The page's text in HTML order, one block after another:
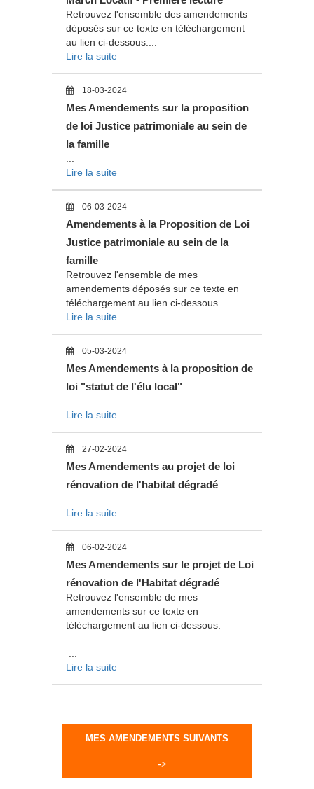
Retrouvez l'ensemble des amendements
déposés sur ce texte en téléchargement
au lien ci-dessous....
Lire la suite
18-03-2024
Mes Amendements sur la proposition
de loi Justice patrimoniale au sein de
la famille
Lire la suite
06-03-2024
Amendements à la Proposition de Loi
Justice patrimoniale au sein de la
famille
Retrouvez l'ensemble de mes
amendements déposés sur ce texte en
téléchargement au lien ci-dessous....
Lire la suite
05-03-2024
Mes Amendements à la proposition de
loi "statut de l'élu local"
Lire la suite
27-02-2024
Mes Amendements au projet de loi
rénovation de l'habitat dégradé
Lire la suite
06-02-2024
Mes Amendements sur le projet de Loi
rénovation de l'Habitat dégradé
Retrouvez l'ensemble de mes
amendements sur ce texte en
téléchargement au lien ci-dessous.
Lire la suite
MES AMENDEMENTS SUIVANTS